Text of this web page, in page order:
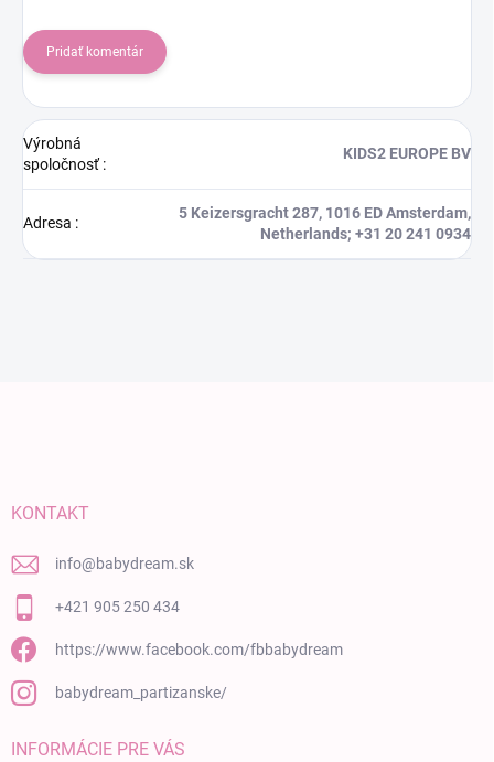
Pridať komentár
Výrobná
spoločnosť:
KIDS2 EUROPE BV
Adresa :
5 Keizersgracht 287, 1016 ED Amsterdam,
Netherlands; +31 20 241 0934
KONTAKT
info@babydream.sk
+421 905 250 434
https://www.facebook.com/fbbabydream
babydream_partizanske/
INFORMÁCIE PRE VÁS